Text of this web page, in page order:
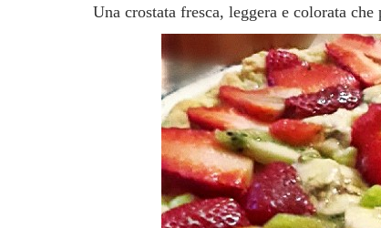
Una crostata fresca, leggera e colorata